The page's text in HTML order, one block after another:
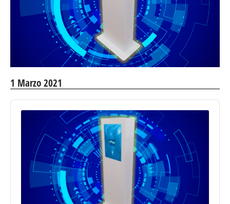
1 Marzo 2021
Audio
Player